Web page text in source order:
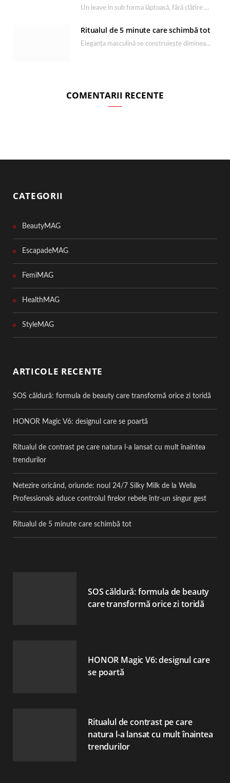
Un leave in sub forma lăptoasă, fără clătire care completează rutina Ultimate Smooth și transformă…
Ritualul de 5 minute care schimbă tot
Eleganța masculină se construiește dimineața, în câteva minute și cu produsele potrivite. O rutină de…
COMENTARII RECENTE
CATEGORII
BeautyMAG
EscapadeMAG
FemiMAG
HealthMAG
StyleMAG
ARTICOLE RECENTE
SOS căldură: formula de beauty care transformă orice zi toridă
HONOR Magic V6: designul care se poartă
Ritualul de contrast pe care natura l-a lansat cu mult înaintea
trendurilor
Netezire oricând, oriunde: noul 24/7 Silky Milk de la Wella
Professionals aduce controlul firelor rebele într-un singur gest
Ritualul de 5 minute care schimbă tot
SOS căldură: formula de beauty
care transformă orice zi toridă
HONOR Magic V6: designul care
se poartă
Ritualul de contrast pe care
natura l-a lansat cu mult înaintea
trendurilor